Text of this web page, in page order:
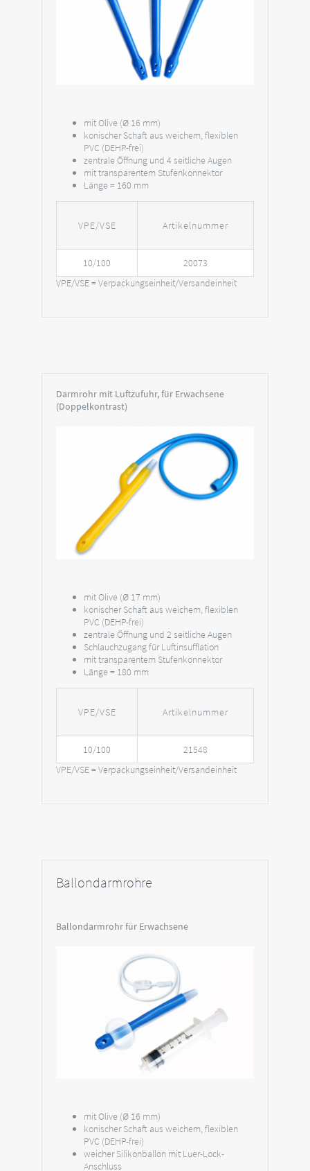
mit Olive (Ø 16 mm)
konischer Schaft aus weichem, flexiblen
PVC (DEHP-frei)
zentrale Öffnung und 4 seitliche Augen
mit transparentem Stufenkonnektor
Länge = 160 mm
VPE/VSE Artikelnummer
10/100
20073
VPE/VSE = Verpackungseinheit/Versandeinheit
Darmrohr mit Luftzufuhr, für Erwachsene
(Doppelkontrast)
mit Olive (Ø 17 mm)
konischer Schaft aus weichem, flexiblen
PVC (DEHP-frei)
zentrale Öffnung und 2 seitliche Augen
Schlauchzugang für Luftinsufflation
mit transparentem Stufenkonnektor
Länge = 180 mm
VPE/VSE Artikelnummer
10/100
21548
VPE/VSE = Verpackungseinheit/Versandeinheit
Ballondarmrohre
Ballondarmrohr für Erwachsene
mit Olive (Ø 16 mm)
konischer Schaft aus weichem, flexiblen
PVC (DEHP-frei)
weicher Silikonballon mit Luer-Lock-
Anschluss